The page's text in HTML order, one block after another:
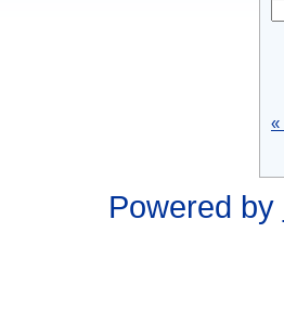
«
Powered by